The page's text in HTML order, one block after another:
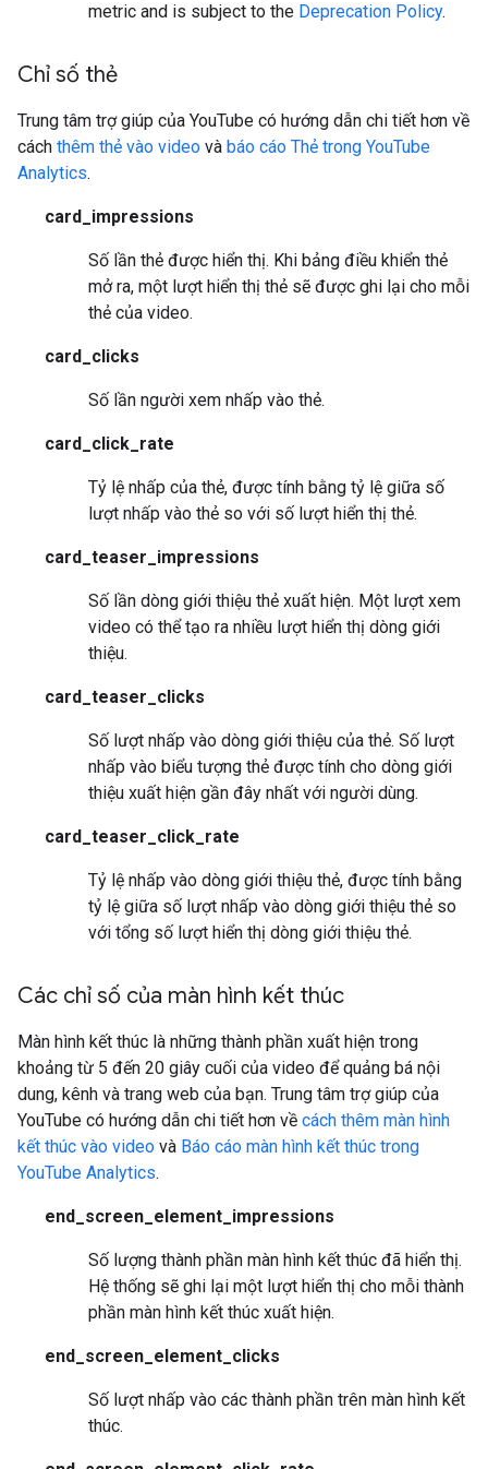
metric and is subject to the Deprecation Policy.
Chỉ số thẻ
Trung tâm trợ giúp của YouTube có hướng dẫn chi tiết hơn về
cách thêm thẻ vào video và báo cáo Thẻ trong YouTube
Analytics.
card_impressions
Số lần thẻ được hiển thị. Khi bảng điều khiển thẻ
mở ra, một lượt hiển thị thẻ sẽ được ghi lại cho mỗi
thẻ của video.
card_clicks
Số lần người xem nhấp vào thẻ.
card_click_rate
Tỷ lệ nhấp của thẻ, được tính bằng tỷ lệ giữa số
lượt nhấp vào thẻ so với số lượt hiển thị thẻ.
card_teaser_impressions
Số lần dòng giới thiệu thẻ xuất hiện. Một lượt xem
video có thể tạo ra nhiều lượt hiển thị dòng giới
thiệu.
card_teaser_clicks
Số lượt nhấp vào dòng giới thiệu của thẻ. Số lượt
nhấp vào biểu tượng thẻ được tính cho dòng giới
thiệu xuất hiện gần đây nhất với người dùng.
card_teaser_click_rate
Tỷ lệ nhấp vào dòng giới thiệu thẻ, được tính bằng
tỷ lệ giữa số lượt nhấp vào dòng giới thiệu thẻ so
với tổng số lượt hiển thị dòng giới thiệu thẻ.
Các chỉ số của màn hình kết thúc
Màn hình kết thúc là những thành phần xuất hiện trong
khoảng từ 5 đến 20 giây cuối của video để quảng bá nội
dung, kênh và trang web của bạn. Trung tâm trợ giúp của
YouTube có hướng dẫn chi tiết hơn về cách thêm màn hình
kết thúc vào video và Báo cáo màn hình kết thúc trong
YouTube Analytics.
end_screen_element_impressions
Số lượng thành phần màn hình kết thúc đã hiển thị.
Hệ thống sẽ ghi lại một lượt hiển thị cho mỗi thành
phần màn hình kết thúc xuất hiện.
end_screen_element_clicks
Số lượt nhấp vào các thành phần trên màn hình kết
thúc.